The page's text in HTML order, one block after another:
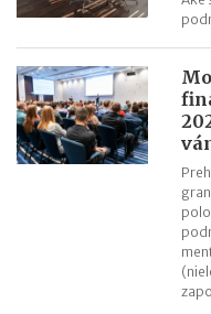
trikrát do mesiaca
Exekúcia neuhradenej
Dve tretiny Slovákov
by sa mali vo vzťahu k